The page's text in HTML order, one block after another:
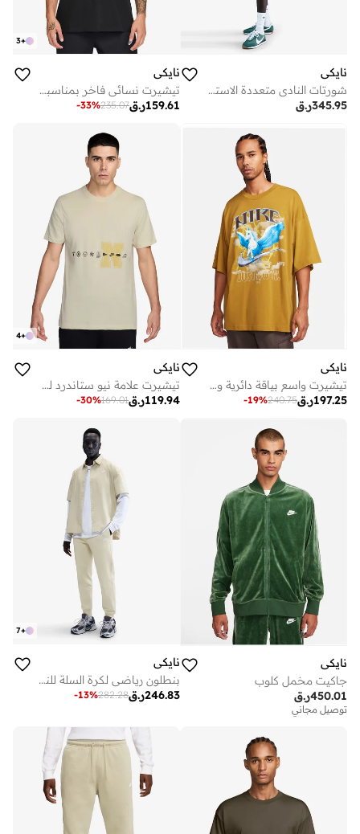
نايكي
شورتات النادي متعددة الاستخدامات
ر.ق345.95
+
3
نايكي
تيشيرت نسائي فاخر بمناسبة يوم الأرض
ر.ق159.61
235.07
-33%
نايكي
تيشيرت واسع بياقة دائرية وشعار
ر.ق197.25
240.75
-19%
+
4
نايكي
تيشيرت علامة نيو ستاندرد للاحتفال
ر.ق119.94
169.01
-30%
نايكي
جاكيت مخمل كلوب
ر.ق450.01
توصيل مجاني
+
7
نايكي
بنطلون رياضي لكرة السلة للنادي
ر.ق246.83
282.28
-13%